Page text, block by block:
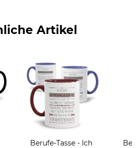
Artikel
Berufe-Tasse - Ich